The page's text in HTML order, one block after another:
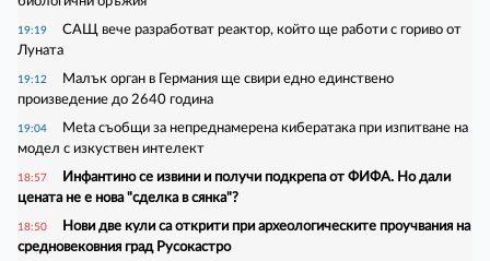
19:19
САЩ вече разработват реактор, който ще работи с гориво от
Луната
19:12
Малък орган в Германия ще свири едно единствено
произведение до 2640 година
19:04
Meta съобщи за непреднамерена кибератака при изпитване на
модел с изкуствен интелект
18:57
Инфантино се извини и получи подкрепа от ФИФА. Но дали
цената не е нова "сделка в сянка"?
18:50
Нови две кули са открити при археологическите проучвания на
средновековния град Русокастро